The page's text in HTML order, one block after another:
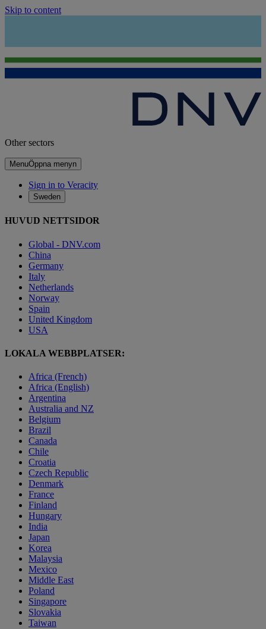
Skip to content
Other sectors
MenuÖppna menyn
Sign in to Veracity
Sweden
HUVUD NETTSIDOR
Global - DNV.com
China
Germany
Italy
Netherlands
Norway
Spain
United Kingdom
USA
LOKALA WEBBPLATSER:
Africa (French)
Africa (English)
Argentina
Australia and NZ
Belgium
Brazil
Canada
Chile
Croatia
Czech Republic
Denmark
France
Finland
Hungary
India
Japan
Korea
Malaysia
Mexico
Middle East
Poland
Singapore
Slovakia
Taiwan